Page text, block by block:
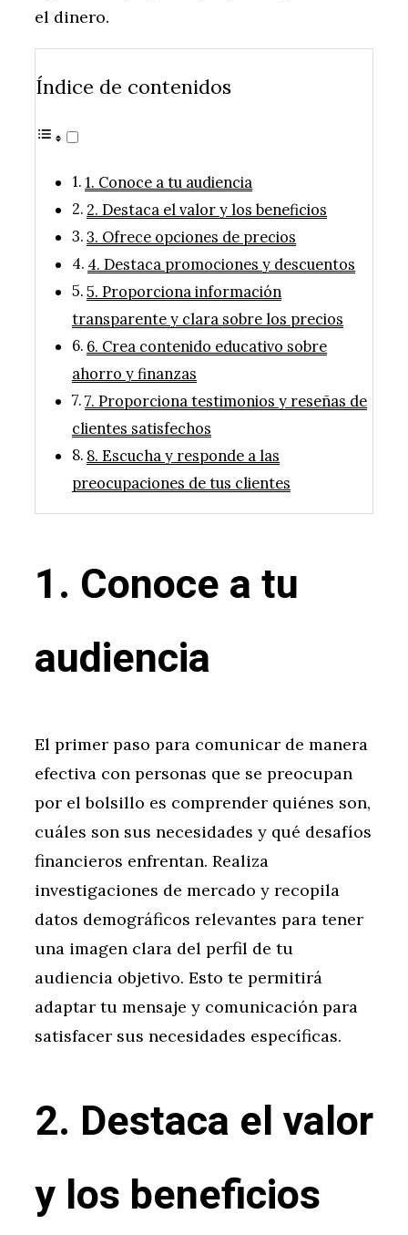
el dinero.
Índice de contenidos
1. Conoce a tu audiencia
2. Destaca el valor y los beneficios
3. Ofrece opciones de precios
4. Destaca promociones y descuentos
5. Proporciona información
transparente y clara sobre los precios
6. Crea contenido educativo sobre
ahorro y finanzas
7. Proporciona testimonios y reseñas de
clientes satisfechos
8. Escucha y responde a las
preocupaciones de tus clientes
1. Conoce a tu
audiencia
El primer paso para comunicar de manera
efectiva con personas que se preocupan
por el bolsillo es comprender quiénes son,
cuáles son sus necesidades y qué desafíos
financieros enfrentan. Realiza
investigaciones de mercado y recopila
datos demográficos relevantes para tener
una imagen clara del perfil de tu
audiencia objetivo. Esto te permitirá
adaptar tu mensaje y comunicación para
satisfacer sus necesidades específicas.
2. Destaca el valor
y los beneficios